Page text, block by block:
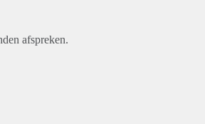
afspreken.